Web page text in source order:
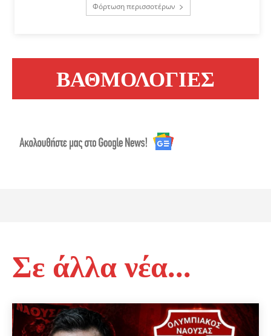
Φόρτωση περισσοτέρων
ΒΑΘΜΟΛΟΓΙΕΣ
Σε άλλα νέα...